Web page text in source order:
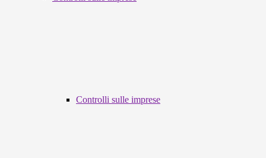
Controlli sulle imprese